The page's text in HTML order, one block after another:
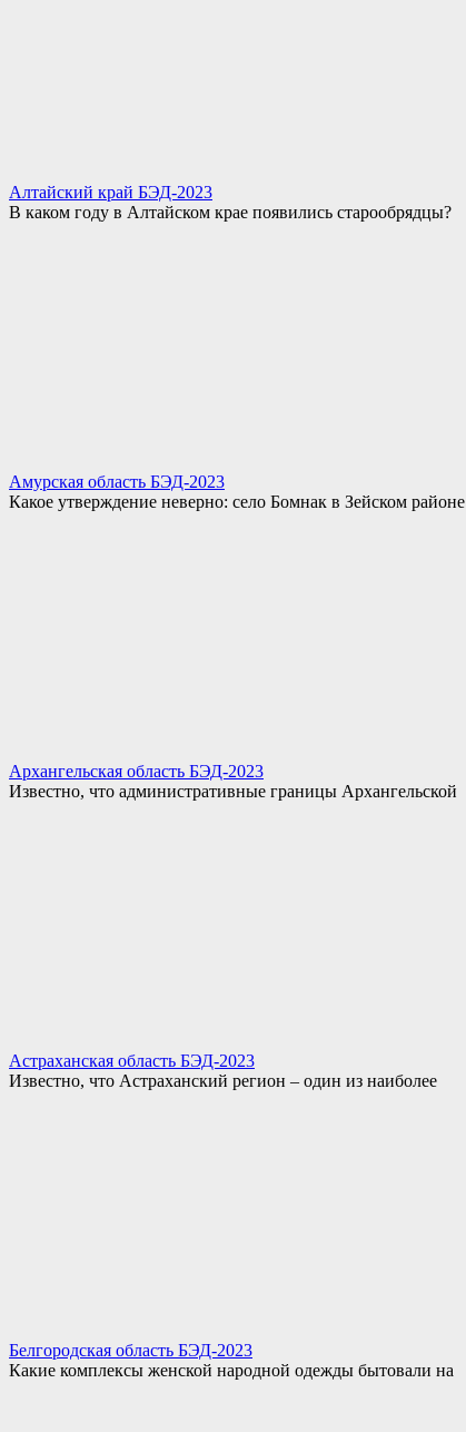
Алтайский край БЭД-2023
В каком году в Алтайском крае появились старообрядцы?
Амурская область БЭД-2023
Какое утверждение неверно: село Бомнак в Зейском районе
Архангельская область БЭД-2023
Известно, что административные границы Архангельской
Астраханская область БЭД-2023
Известно, что Астраханский регион – один из наиболее
Белгородская область БЭД-2023
Какие комплексы женской народной одежды бытовали на